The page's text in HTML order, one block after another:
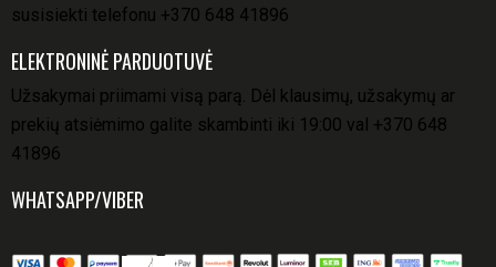
susisiekti telefonu +370 648 41896
ELEKTRONINĖ PARDUOTUVĖ
Užsakymai priimami visą parą. Dėl klausimų, užsakymų ar
prekių atsiėmimo galite skambinti iki 19:00 val +370 648
41896
WHATSAPP/VIBER